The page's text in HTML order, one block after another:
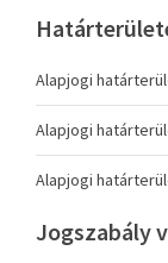
Alapjogi
Alapjogi
Alapjogi
Jogszabály